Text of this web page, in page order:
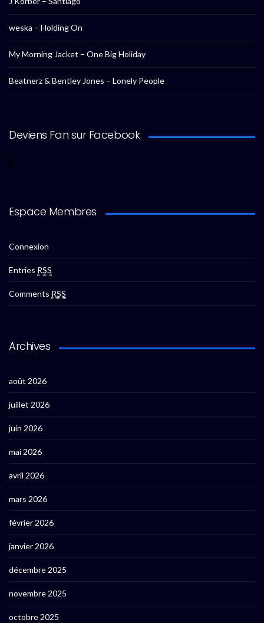
weska – Holding On
My Morning Jacket – One Big Holiday
Beatnerz & Bentley Jones – Lonely People
Deviens Fan sur Facebook
Espace Membres
Connexion
Entries RSS
Comments RSS
Archives
août 2026
juillet 2026
juin 2026
mai 2026
avril 2026
mars 2026
février 2026
janvier 2026
décembre 2025
novembre 2025
octobre 2025